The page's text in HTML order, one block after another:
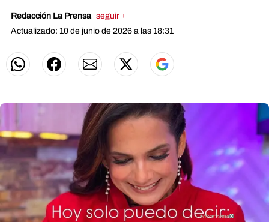
Redacción La Prensa seguir +
Actualizado: 10 de junio de 2026 a las 18:31
X